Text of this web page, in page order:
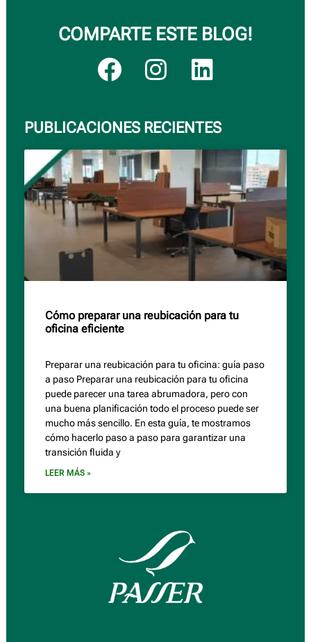
COMPARTE ESTE BLOG!
PUBLICACIONES RECIENTES
Cómo preparar una reubicación para tu
oficina eficiente
Preparar una reubicación para tu oficina: guía paso
a paso Preparar una reubicación para tu oficina
puede parecer una tarea abrumadora, pero con
una buena planificación todo el proceso puede ser
mucho más sencillo. En esta guía, te mostramos
cómo hacerlo paso a paso para garantizar una
transición fluida y
LEER MÁS »